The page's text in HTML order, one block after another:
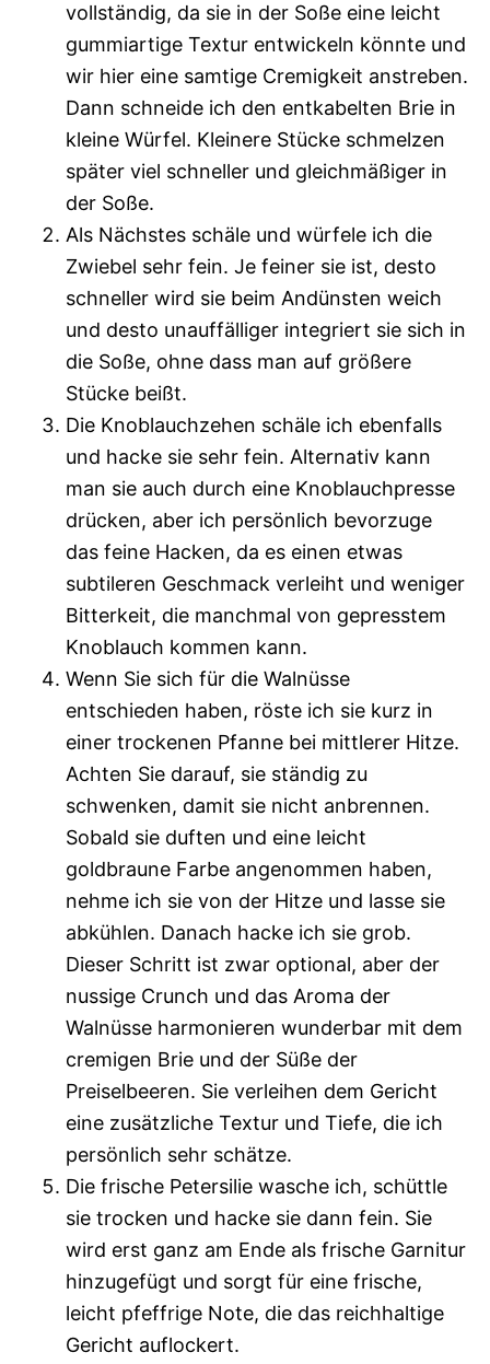
vollständig, da sie in der Soße eine leicht
gummiartige Textur entwickeln könnte und
wir hier eine samtige Cremigkeit anstreben.
Dann schneide ich den entkabelten Brie in
kleine Würfel. Kleinere Stücke schmelzen
später viel schneller und gleichmäßiger in
der Soße.
Als Nächstes schäle und würfele ich die
Zwiebel sehr fein. Je feiner sie ist, desto
schneller wird sie beim Andünsten weich
und desto unauffälliger integriert sie sich in
die Soße, ohne dass man auf größere
Stücke beißt.
Die Knoblauchzehen schäle ich ebenfalls
und hacke sie sehr fein. Alternativ kann
man sie auch durch eine Knoblauchpresse
drücken, aber ich persönlich bevorzuge
das feine Hacken, da es einen etwas
subtileren Geschmack verleiht und weniger
Bitterkeit, die manchmal von gepresstem
Knoblauch kommen kann.
Wenn Sie sich für die Walnüsse
entschieden haben, röste ich sie kurz in
einer trockenen Pfanne bei mittlerer Hitze.
Achten Sie darauf, sie ständig zu
schwenken, damit sie nicht anbrennen.
Sobald sie duften und eine leicht
goldbraune Farbe angenommen haben,
nehme ich sie von der Hitze und lasse sie
abkühlen. Danach hacke ich sie grob.
Dieser Schritt ist zwar optional, aber der
nussige Crunch und das Aroma der
Walnüsse harmonieren wunderbar mit dem
cremigen Brie und der Süße der
Preiselbeeren. Sie verleihen dem Gericht
eine zusätzliche Textur und Tiefe, die ich
persönlich sehr schätze.
Die frische Petersilie wasche ich, schüttle
sie trocken und hacke sie dann fein. Sie
wird erst ganz am Ende als frische Garnitur
hinzugefügt und sorgt für eine frische,
leicht pfeffrige Note, die das reichhaltige
Gericht auflockert.